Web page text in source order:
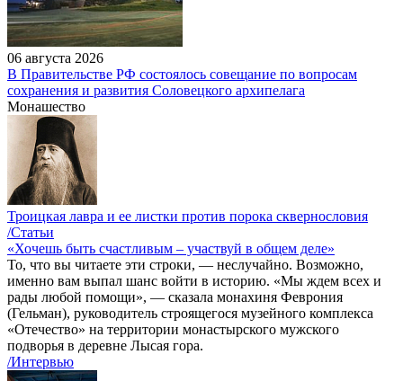
06 августа 2026
В Правительстве РФ состоялось совещание по вопросам
сохранения и развития Соловецкого архипелага
Монашество
Троицкая лавра и ее листки против порока сквернословия
/Статьи
«Хочешь быть счастливым – участвуй в общем деле»
То, что вы читаете эти строки, — неслучайно. Возможно,
именно вам выпал шанс войти в историю. «Мы ждем всех и
рады любой помощи», — сказала монахиня Феврония
(Гельман), руководитель строящегося музейного комплекса
«Отечество» на территории монастырского мужского
подворья в деревне Лысая гора.
/Интервью